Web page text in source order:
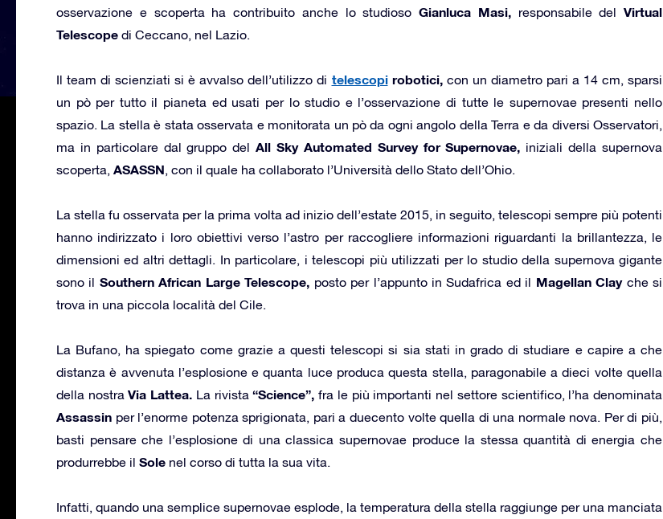
osservazione e scoperta ha contribuito anche lo studioso Gianluca Masi,responsabile del Virtual
Telescope di Ceccano, nel Lazio.
Il team di scienziati si è avvalso dell’utilizzo di telescopirobotici,con un diametro pari a 14 cm, sparsi
un pò per tutto il pianeta ed usati per lo studio e l’osservazione di tutte le supernovae presenti nello
spazio. La stella è stata osservata e monitorata un pò da ogni angolo della Terra e da diversi Osservatori,
ma in particolare dal gruppo delAll Sky Automated Survey for Supernovae, iniziali della supernova
scoperta, ASASSN, con il quale ha collaborato l’Università dello Stato dell’Ohio.
La stella fu osservata per la prima volta ad inizio dell’estate 2015, in seguito, telescopi sempre più potenti
hanno indirizzato i loro obiettivi verso l’astro per raccogliere informazioni riguardanti la brillantezza, le
dimensioni ed altri dettagli. In particolare, i telescopi più utilizzati per lo studio della supernova gigante
sono il Southern African Large Telescope, posto per l’appunto in Sudafrica ed il Magellan Clayche si
trova in una piccola località del Cile.
La Bufano, ha spiegato come grazie a questi telescopi si sia stati in grado di studiare e capire a che
distanza è avvenuta l’esplosione e quanta luce produca questa stella, paragonabile a dieci volte quella
della nostraVia Lattea. La rivista“Science”, fra le più importanti nel settore scientifico, l’ha denominata
Assassin per l’enorme potenza sprigionata, pari a duecento volte quella di una normale nova. Per di più,
basti pensare che l’esplosione di una classica supernovae produce la stessa quantità di energia che
produrrebbe il Sole nel corso di tutta la sua vita.
Infatti, quando una semplice supernovae esplode, la temperatura della stella raggiunge per una manciata